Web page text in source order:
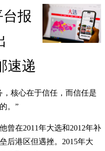
台报
速递
核心在于信任，而信任是
。”
曾在2011年大选和2012年补
后港区但遇挫。2015年大